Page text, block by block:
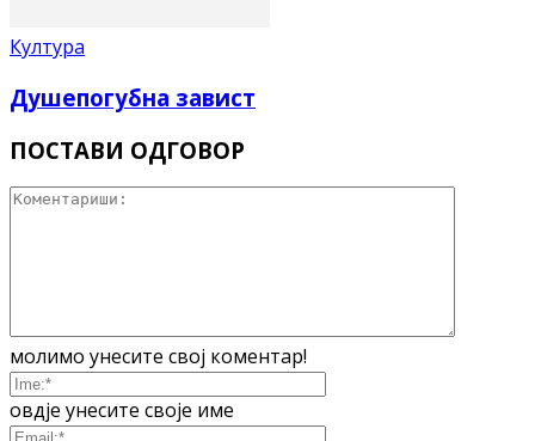
Култура
Душепогубна завист
ПОСТАВИ ОДГОВОР
молимо унесите свој коментар!
овдје унесите своје име